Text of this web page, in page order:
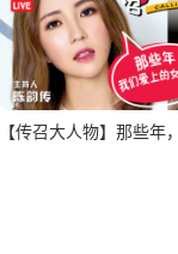
【传召大人物】那些